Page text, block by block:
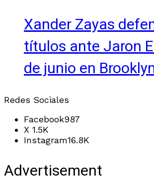
Xander Zayas
títulos ante Jaron
de junio en
Redes Sociales
Facebook987
X 1.5K
Instagram16.8K
Advertisement